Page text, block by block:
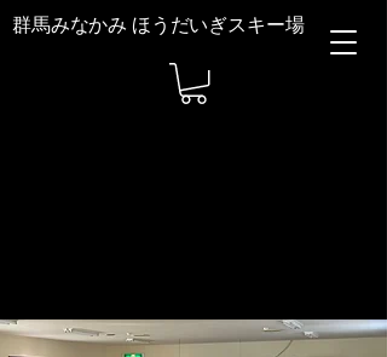
群馬みなかみ ほうだいぎスキー場